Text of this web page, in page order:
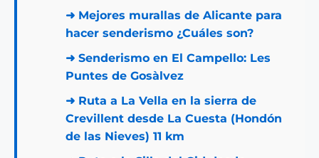
➜ Mejores murallas de Alicante para
hacer senderismo ¿Cuáles son?
➜ Senderismo en El Campello: Les
Puntes de Gosàlvez
➜ Ruta a La Vella en la sierra de
Crevillent desde La Cuesta (Hondón
de las Nieves) 11 km